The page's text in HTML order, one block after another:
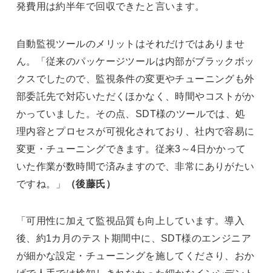
発費用は約半年で回収できたと言います。
自動監視ツールのメリットはそれだけではありませ
ん。「従来のパッケージツールは内部がブラックボッ
クスでしたので、監視条件の変更やチューニングも外
部委託先で対応いただくほかなく、時間やコストがか
かっていました。その点、SDT様のツールでは、処
理内容とプロセスが可視化されており、社内で容易に
変更・チューニングできます。従来3～4日かかって
いた作業が数時間で済みますので、非常にありがたい
ですね。」
（後藤氏）
「可用性に加えて監視品質も向上しています。導入
後、約1カ月のテスト期間中に、SDT様のエンジニア
が細かな設定・チューニングを施してくださり、おか